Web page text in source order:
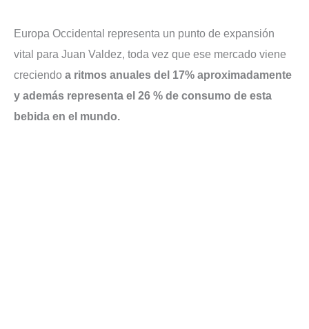
Europa Occidental representa un punto de expansión
vital para Juan Valdez, toda vez que ese mercado viene
creciendo a ritmos anuales del 17% aproximadamente
y además representa el 26 % de consumo de esta
bebida en el mundo.